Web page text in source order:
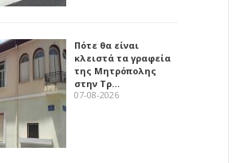
Πότε θα είναι
κλειστά τα γραφεία
της Μητρόπολης
στην Τρ…
07-08-2026